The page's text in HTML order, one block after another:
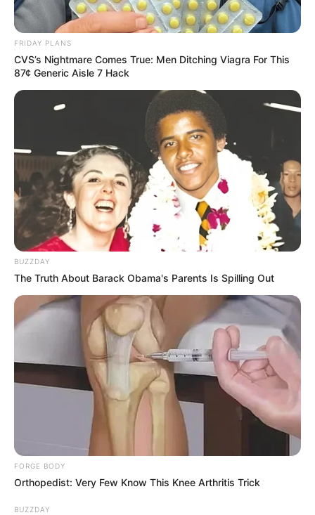
FRIDAY PLANS
CVS’s Nightmare Comes True: Men Ditching Viagra For This
87¢ Generic Aisle 7 Hack
BUZZDAY
The Truth About Barack Obama's Parents Is Spilling Out
FORGE BODY
Orthopedist: Very Few Know This Knee Arthritis Trick
BUZZDAY